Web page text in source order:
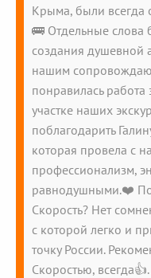
Крыма, были всегда
🚌 Отдельные слова
создания душевной
нашим
понравилась
участке наших
поблагодарить
которая провела с
профессионализм,
равнодушными.❤️
Скорость? Нет
с которой легко и
точку России.
Скоростью,